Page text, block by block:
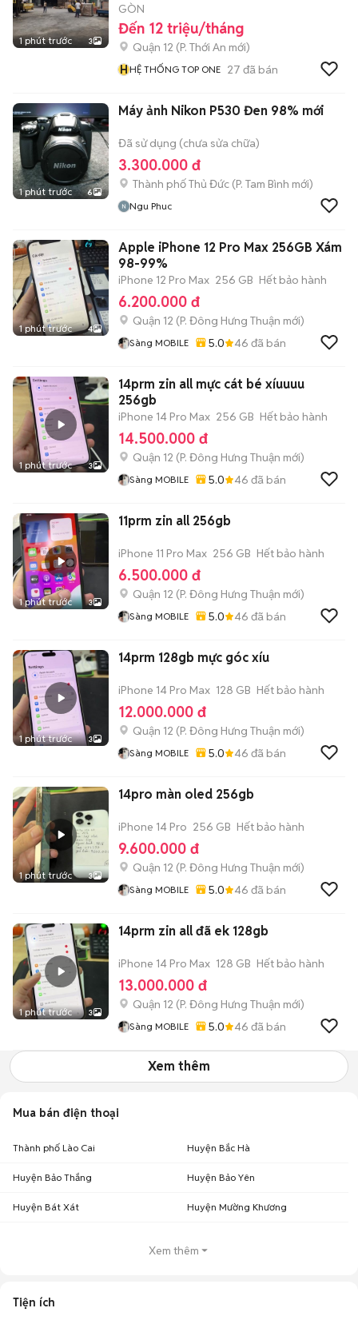
1 phút trước 3
GÒN
Đến 12 triệu/tháng
Quận 12 (P. Thới An mới)
HHỆ THỐNG TOP ONE 27 đã bán
1 phút trước 6
Máy ảnh Nikon P530 Đen 98% mới
Đã sử dụng (chưa sửa chữa)
3.300.000 đ
Thành phố Thủ Đức (P. Tam Bình mới)
Ngu Phuc
1 phút trước 4
Apple iPhone 12 Pro Max 256GB Xám
98-99%
iPhone 12 Pro Max 256 GB Hết bảo hành
6.200.000 đ
Quận 12 (P. Đông Hưng Thuận mới)
Sàng MOBILE 5.0 46 đã bán
1 phút trước 3
14prm zin all mực cát bé xíuuuu
256gb
iPhone 14 Pro Max 256 GB Hết bảo hành
14.500.000 đ
Quận 12 (P. Đông Hưng Thuận mới)
Sàng MOBILE 5.0 46 đã bán
1 phút trước 3
11prm zin all 256gb
iPhone 11 Pro Max 256 GB Hết bảo hành
6.500.000 đ
Quận 12 (P. Đông Hưng Thuận mới)
Sàng MOBILE 5.0 46 đã bán
1 phút trước 3
14prm 128gb mực góc xíu
iPhone 14 Pro Max 128 GB Hết bảo hành
12.000.000 đ
Quận 12 (P. Đông Hưng Thuận mới)
Sàng MOBILE 5.0 46 đã bán
1 phút trước 3
14pro màn oled 256gb
iPhone 14 Pro 256 GB Hết bảo hành
9.600.000 đ
Quận 12 (P. Đông Hưng Thuận mới)
Sàng MOBILE 5.0 46 đã bán
1 phút trước 3
14prm zin all đã ek 128gb
iPhone 14 Pro Max 128 GB Hết bảo hành
13.000.000 đ
Quận 12 (P. Đông Hưng Thuận mới)
Sàng MOBILE 5.0 46 đã bán
Xem thêm
Mua bán điện thoại
Thành phố Lào Cai Huyện Bắc Hà
Huyện Bảo Thắng Huyện Bảo Yên
Huyện Bát Xát Huyện Mường Khương
Xem thêm
Tiện ích